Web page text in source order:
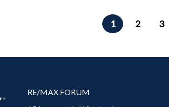
1 2 3
RE/MAX FORUM